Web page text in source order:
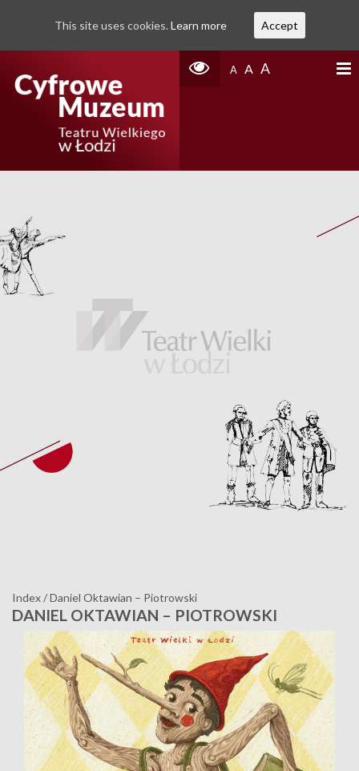
A A A
Index/Daniel Oktawian – Piotrowski
DANIEL OKTAWIAN – PIOTROWSKI
This site uses cookies. Learn more Accept